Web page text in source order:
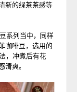
新的绿茶茶感等
系列当中，同样
咖啡豆，选用的
，冲煮后有花
清爽。